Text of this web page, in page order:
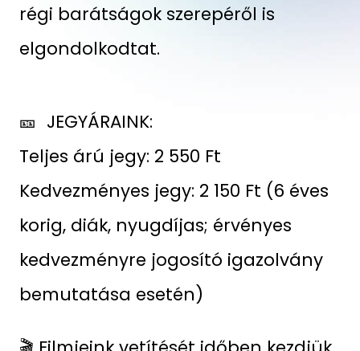
régi barátságok szerepéről is
elgondolkodtat.
🎫 JEGYÁRAINK:
Teljes árú jegy: 2 550 Ft
Kedvezményes jegy: 2 150 Ft (6 éves
korig, diák, nyugdíjas; érvényes
kedvezményre jogosító igazolvány
bemutatása esetén)